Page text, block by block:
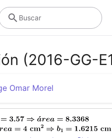
Buscar
(2016-GG-
Omar Morel